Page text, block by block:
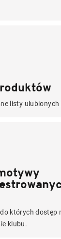
listy
których dostęp
klubu.